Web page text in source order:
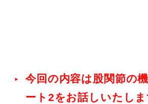
今回の内容は股関節の
ート2をお話しいたしま